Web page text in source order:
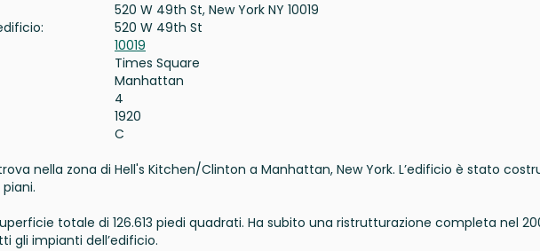
520 W 49th St, New York NY 10019
520 W 49th St
10019
Times Square
Manhattan
4
1920
C
nella zona di Hell's Kitchen/Clinton a Manhattan, New York. L’edificio è stato
totale di 126.613 piedi quadrati. Ha subito una ristrutturazione completa nel
gli impianti dell’edificio.